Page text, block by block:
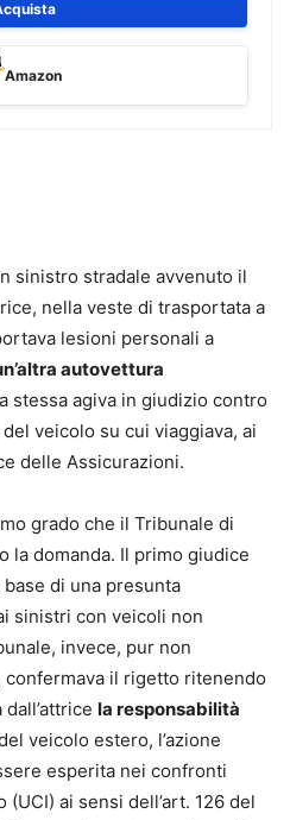
a giustificare le richieste
e, dall’altro, di fornire
più importanti, una selezione
operanti in Italia.
dal 1997, fondatore e
in Italia di studi di
dei diritti dei danneggiati.
esperienza come liquidatore
esperienza nel
Assicurazione a
e, con Francesco Carraro, di
alle Assicurazioni. Dal
dedicato al settore
del danno
forense “La
composta da
Amazon
sinistro stradale avvenuto il
nella veste di trasportata a
lesioni personali a
autovettura
stessa agiva in giudizio contro
veicolo su cui viaggiava, ai
delle Assicurazioni.
grado che il Tribunale di
la domanda. Il primo giudice
di una presunta
sinistri con veicoli non
invece, pur non
il rigetto ritenendo
la responsabilità
veicolo estero, l’azione
esperita nei confronti
ai sensi dell’art. 126 del